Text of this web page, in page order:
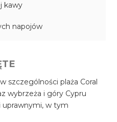
kawy
napojów
szczególności plaża Coral
wybrzeża i góry Cypru
uprawnymi, w tym